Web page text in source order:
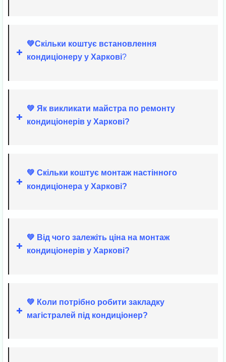
💚Скільки коштує встановлення
кондиціонеру у Харкові?
💚 Як викликати майстра по ремонту
кондиціонерів у Харкові?
+380683388913
💚 Скільки коштує монтаж настінного
кондиціонера у Харкові?
💚 Від чого залежіть ціна на монтаж
кондиціонерів у Харкові?
💚 Коли потрібно робити закладку
магістралей під кондиціонер?